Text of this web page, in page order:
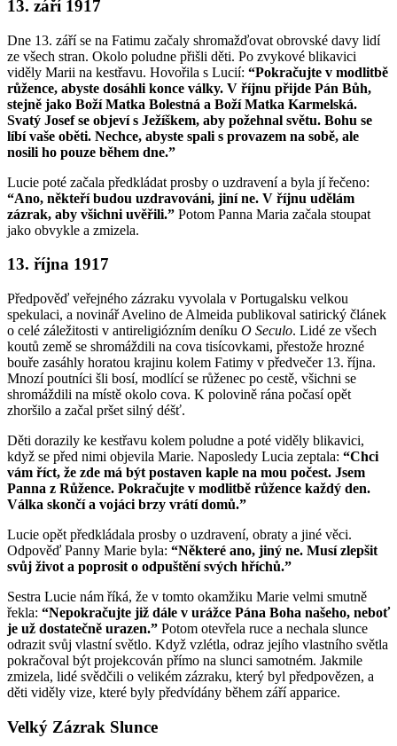
13. září 1917
Dne 13. září se na Fatimu začaly shromažďovat obrovské davy lidí
ze všech stran. Okolo poludne přišli děti. Po zvykové blikavici
viděly Marii na kestřavu. Hovořila s Lucií: “Pokračujte v modlitbě
růžence, abyste dosáhli konce války. V říjnu přijde Pán Bůh,
stejně jako Boží Matka Bolestná a Boží Matka Karmelská.
Svatý Josef se objeví s Ježíškem, aby požehnal světu. Bohu se
líbí vaše oběti. Nechce, abyste spali s provazem na sobě, ale
nosili ho pouze během dne.”
Lucie poté začala předkládat prosby o uzdravení a byla jí řečeno:
“Ano, někteří budou uzdravováni, jiní ne. V říjnu udělám
zázrak, aby všichni uvěřili.” Potom Panna Maria začala stoupat
jako obvykle a zmizela.
13. října 1917
Předpověď veřejného zázraku vyvolala v Portugalsku velkou
spekulaci, a novinář Avelino de Almeida publikoval satirický článek
o celé záležitosti v antireligiózním deníku O Seculo. Lidé ze všech
koutů země se shromáždili na cova tisícovkami, přestože hrozné
bouře zasáhly horatou krajinu kolem Fatimy v předvečer 13. října.
Mnozí poutníci šli bosí, modlící se růženec po cestě, všichni se
shromáždili na místě okolo cova. K polovině rána počasí opět
zhoršilo a začal pršet silný déšť.
Děti dorazily ke kestřavu kolem poludne a poté viděly blikavici,
když se před nimi objevila Marie. Naposledy Lucia zeptala: “Chci
vám říct, že zde má být postaven kaple na mou počest. Jsem
Panna z Růžence. Pokračujte v modlitbě růžence každý den.
Válka skončí a vojáci brzy vrátí domů.”
Lucie opět předkládala prosby o uzdravení, obraty a jiné věci.
Odpověď Panny Marie byla: “Některé ano, jiný ne. Musí zlepšit
svůj život a poprosit o odpuštění svých hříchů.”
Sestra Lucie nám říká, že v tomto okamžiku Marie velmi smutně
řekla: “Nepokračujte již dále v urážce Pána Boha našeho, neboť
je už dostatečně urazen.” Potom otevřela ruce a nechala slunce
odrazit svůj vlastní světlo. Když vzlétla, odraz jejího vlastního světla
pokračoval být projekcován přímo na slunci samotném. Jakmile
zmizela, lidé svědčili o velikém zázraku, který byl předpovězen, a
děti viděly vize, které byly předvídány během září apparice.
Velký Zázrak Slunce